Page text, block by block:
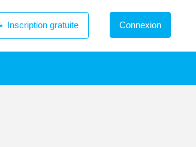
Inscription gratuite Connexion